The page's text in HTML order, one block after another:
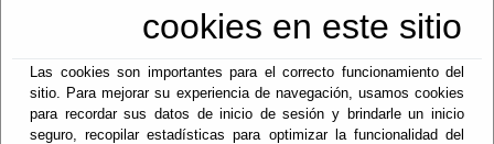
cookies en este sitio
Las cookies son importantes para el correcto funcionamiento del
sitio. Para mejorar su experiencia de navegación, usamos cookies
para recordar sus datos de inicio de sesión y brindarle un inicio
seguro, recopilar estadísticas para optimizar la funcionalidad del
Menú Diputación
El documento con referenciaque-hacer-cuando-busco-
no existe.